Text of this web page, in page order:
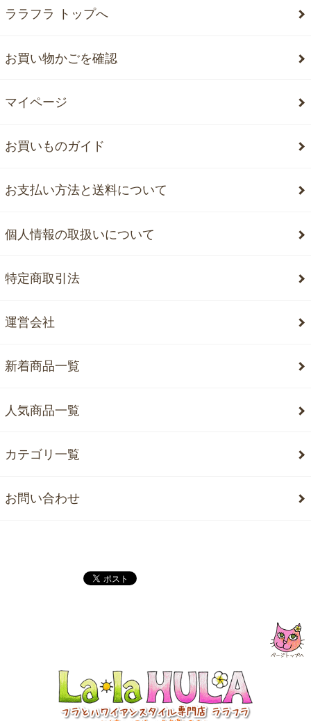
ララフラ トップへ
お買い物かごを確認
マイページ
お買いものガイド
お支払い方法と送料について
個人情報の取扱いについて
特定商取引法
運営会社
新着商品一覧
人気商品一覧
カテゴリ一覧
お問い合わせ